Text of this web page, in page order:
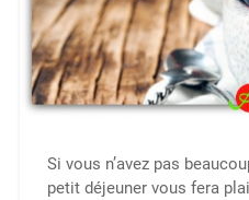
Si vous n’avez pas
petit déjeuner vous fera